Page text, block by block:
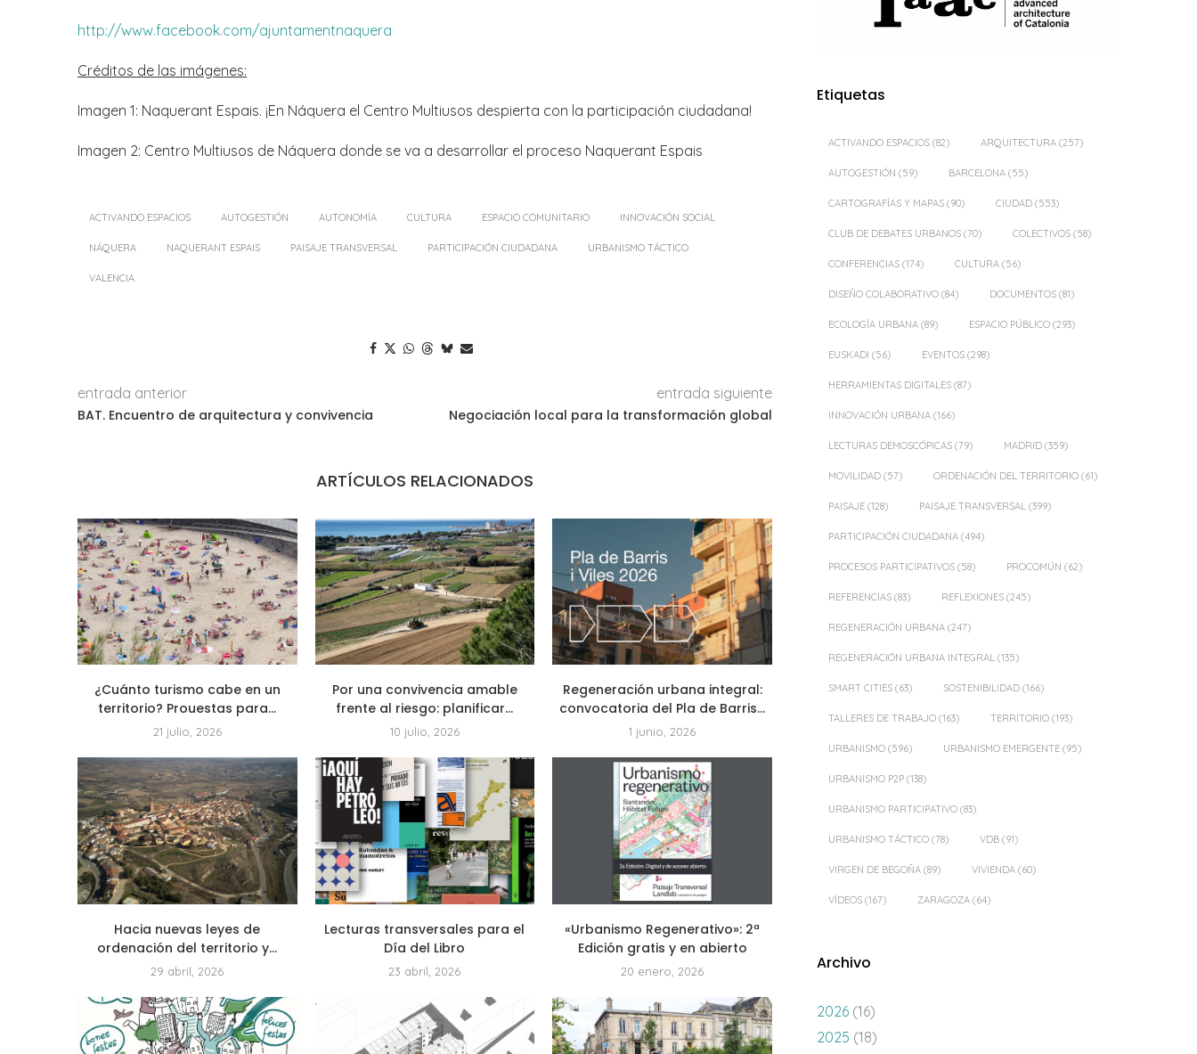
http://www.facebook.com/ajuntamentnaquera
Créditos de las imágenes:
Imagen 1: Naquerant Espais. ¡En Náquera el Centro Multiusos despierta con la participación ciudadana!
Imagen 2: Centro Multiusos de Náquera donde se va a desarrollar el proceso Naquerant Espais
ACTIVANDO ESPACIOS AUTOGESTIÓN AUTONOMÍA CULTURA ESPACIO COMUNITARIO INNOVACIÓN SOCIAL
NÁQUERA NAQUERANT ESPAIS PAISAJE TRANSVERSAL PARTICIPACIÓN CIUDADANA URBANISMO TÁCTICO
VALENCIA
entrada anterior
BAT. Encuentro de arquitectura y convivencia
entrada siguiente
Negociación local para la transformación global
ARTÍCULOS RELACIONADOS
¿Cuánto turismo cabe en un
territorio? Prouestas para...
21 julio, 2026
Por una convivencia amable
frente al riesgo: planificar...
10 julio, 2026
Regeneración urbana integral:
convocatoria del Pla de Barris...
1 junio, 2026
Hacia nuevas leyes de
ordenación del territorio y...
29 abril, 2026
Lecturas transversales para el
Día del Libro
23 abril, 2026
«Urbanismo Regenerativo»: 2ª
Edición gratis y en abierto
20 enero, 2026
Etiquetas
ACTIVANDO ESPACIOS (82) ARQUITECTURA (257)
AUTOGESTIÓN (59) BARCELONA (55)
CARTOGRAFÍAS Y MAPAS (90) CIUDAD (553)
CLUB DE DEBATES URBANOS (70) COLECTIVOS (58)
CONFERENCIAS (174) CULTURA (56)
DISEÑO COLABORATIVO (84) DOCUMENTOS (81)
ECOLOGÍA URBANA (89) ESPACIO PÚBLICO (293)
EUSKADI (56) EVENTOS (298)
HERRAMIENTAS DIGITALES (87)
INNOVACIÓN URBANA (166)
LECTURAS DEMOSCÓPICAS (79) MADRID (359)
MOVILIDAD (57) ORDENACIÓN DEL TERRITORIO (61)
PAISAJE (128) PAISAJE TRANSVERSAL (399)
PARTICIPACIÓN CIUDADANA (494)
PROCESOS PARTICIPATIVOS (58) PROCOMÚN (62)
REFERENCIAS (83) REFLEXIONES (245)
REGENERACIÓN URBANA (247)
REGENERACIÓN URBANA INTEGRAL (135)
SMART CITIES (63) SOSTENIBILIDAD (166)
TALLERES DE TRABAJO (163) TERRITORIO (193)
URBANISMO (596) URBANISMO EMERGENTE (95)
URBANISMO P2P (138)
URBANISMO PARTICIPATIVO (83)
URBANISMO TÁCTICO (78) VDB (91)
VIRGEN DE BEGOÑA (89) VIVIENDA (60)
VÍDEOS (167) ZARAGOZA (64)
Archivo
2026 (16)
2025 (18)